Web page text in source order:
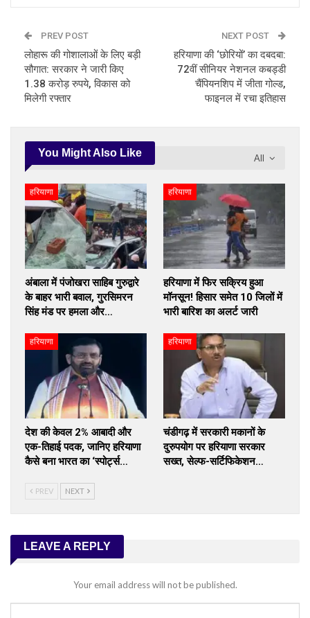
PREV POST
लोहारू की गोशालाओं के लिए बड़ी
सौगात: सरकार ने जारी किए
1.38 करोड़ रुपये, विकास को
मिलेगी रफ्तार
NEXT POST
हरियाणा की ‘छोरियों’ का दबदबा:
72वीं सीनियर नेशनल कबड्डी
चैंपियनशिप में जीता गोल्ड,
फाइनल में रचा इतिहास
All
You Might Also Like
हरियाणा
अंबाला में पंजोखरा साहिब गुरुद्वारे
के बाहर भारी बवाल, गुरसिमरन
सिंह मंड पर हमला और…
हरियाणा
हरियाणा में फिर सक्रिय हुआ
मॉनसून! हिसार समेत 10 जिलों में
भारी बारिश का अलर्ट जारी
हरियाणा
देश की केवल 2% आबादी और
एक-तिहाई पदक, जानिए हरियाणा
कैसे बना भारत का ‘स्पोर्ट्स…
हरियाणा
चंडीगढ़ में सरकारी मकानों के
दुरुपयोग पर हरियाणा सरकार
सख्त, सेल्फ-सर्टिफिकेशन…
PREV NEXT
LEAVE A REPLY
Your email address will not be published.